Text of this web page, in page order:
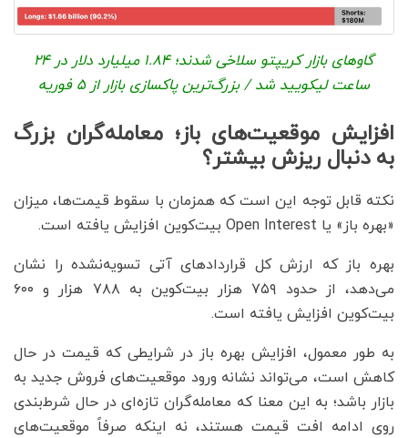
گاوهای بازار کریپتو سلاخی شدند؛ ۱.۸۴ میلیارد دلار در ۲۴
ساعت لیکویید شد / بزرگ‌ترین پاکسازی بازار از ۵ فوریه
افزایش موقعیت‌های باز؛ معامله‌گران بزرگ
به دنبال ریزش بیشتر؟
نکته قابل توجه این است که همزمان با سقوط قیمت‌ها، میزان
«بهره باز» یا Open Interest بیت‌کوین افزایش یافته است.
بهره باز که ارزش کل قراردادهای آتی تسویه‌نشده را نشان
می‌دهد، از حدود ۷۵۹ هزار بیت‌کوین به ۷۸۸ هزار و ۶۰۰
بیت‌کوین افزایش یافته است.
به طور معمول، افزایش بهره باز در شرایطی که قیمت در حال
کاهش است، می‌تواند نشانه ورود موقعیت‌های فروش جدید به
بازار باشد؛ به این معنا که معامله‌گران تازه‌ای در حال شرط‌بندی
روی ادامه افت قیمت هستند، نه اینکه صرفاً موقعیت‌های